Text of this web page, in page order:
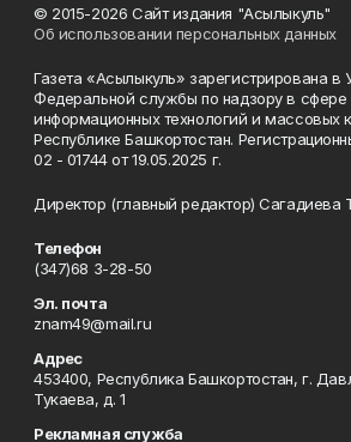
© 2015-2026 Сайт издания "Асылыкуль"
Об использовании персональных данных
Газета «Асылыкуль» зарегистрирована в
Федеральной службы по надзору в сфере
информационных технологий и массовых
Республике Башкортостан.
02 - 01744 от 19.05.2025 г.
Директор (главный редактор) Сагадиева
Телефон
(347)68 3-28-50
Эл. почта
znam49@mail.ru
Адрес
453400, Республика Башкортостан, г.
Тукаева, д. 1
Рекламная служба